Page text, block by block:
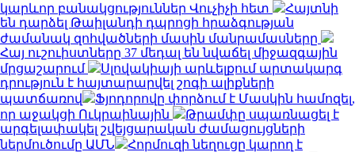
կարևոր բանակցություններ Վուչիչի հետ
Հայտնի
են դարձել Թաիլանդի դպրոցի հրաձգության
ժամանակ զոհվածների մասին մանրամասները
Հայ ուշուիստները 37 մեդալ են նվաճել միջազգային
մրցաշարում
Սլովակիայի արևելքում արտակարգ
դրություն է հայտարարվել շոգի ալիքների
պատճառով
Ֆյոդորովը փորձում է Մասկին համոզել,
որ աջակցի Ուկրաինային
Թրամփը սպառնացել է
արգելափակել շվեյցարական ժամացույցների
ներմուծումը ԱՄՆ
Հորմուզի նեղուցը կարող է